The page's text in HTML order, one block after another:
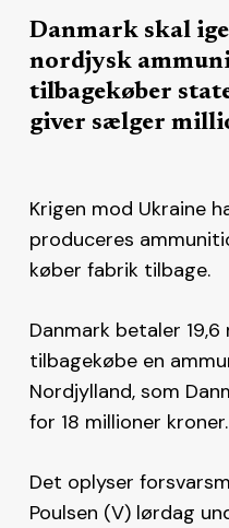
Danmark skal
nordjysk
tilbagekøber
giver sælger
Krigen mod Ukraine
produceres
køber fabrik tilbage.
Danmark betaler
tilbagekøbe en
Nordjylland, som
for 18 millioner kroner.
Det oplyser
Poulsen (V) lørdag